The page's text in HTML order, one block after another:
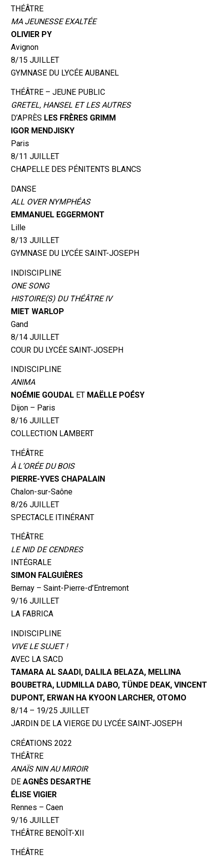
THÉÂTRE
MA JEUNESSE EXALTÉE
OLIVIER PY
Avignon
8/15 JUILLET
GYMNASE DU LYCÉE AUBANEL
THÉÂTRE – JEUNE PUBLIC
GRETEL, HANSEL ET LES AUTRES
D’APRÈS LES FRÈRES GRIMM
IGOR MENDJISKY
Paris
8/11 JUILLET
CHAPELLE DES PÉNITENTS BLANCS
DANSE
ALL OVER NYMPHÉAS
EMMANUEL EGGERMONT
Lille
8/13 JUILLET
GYMNASE DU LYCÉE SAINT-JOSEPH
INDISCIPLINE
ONE SONG
HISTOIRE(S) DU THÉÂTRE IV
MIET WARLOP
Gand
8/14 JUILLET
COUR DU LYCÉE SAINT-JOSEPH
INDISCIPLINE
ANIMA
NOÉMIE GOUDAL ET MAËLLE POÉSY
Dijon – Paris
8/16 JUILLET
COLLECTION LAMBERT
THÉÂTRE
À L’ORÉE DU BOIS
PIERRE-YVES CHAPALAIN
Chalon-sur-Saône
8/26 JUILLET
SPECTACLE ITINÉRANT
THÉÂTRE
LE NID DE CENDRES
INTÉGRALE
SIMON FALGUIÈRES
Bernay – Saint-Pierre-d’Entremont
9/16 JUILLET
LA FABRICA
INDISCIPLINE
VIVE LE SUJET !
AVEC LA SACD
TAMARA AL SAADI, DALILA BELAZA, MELLINA
BOUBETRA, LUDMILLA DABO, TÜNDE DEAK, VINCENT
DUPONT, ERWAN HA KYOON LARCHER, OTOMO
8/14 – 19/25 JUILLET
JARDIN DE LA VIERGE DU LYCÉE SAINT-JOSEPH
CRÉATIONS 2022
THÉÂTRE
ANAÏS NIN AU MIROIR
DEAGNÈS DESARTHE
ÉLISE VIGIER
Rennes – Caen
9/16 JUILLET
THÉÂTRE BENOÎT-XII
THÉÂTRE